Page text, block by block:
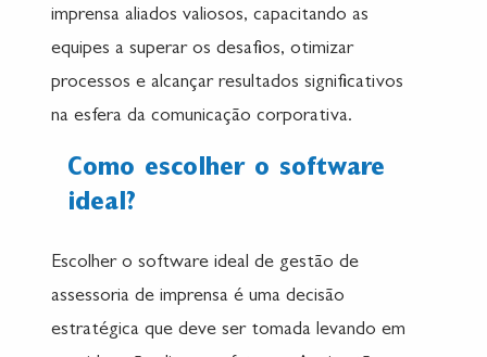
imprensa aliados valiosos, capacitando as
equipes a superar os desafios, otimizar
processos e alcançar resultados significativos
na esfera da comunicação corporativa.
Como escolher o software
ideal?
Escolher o software ideal de gestão de
assessoria de imprensa é uma decisão
estratégica que deve ser tomada levando em